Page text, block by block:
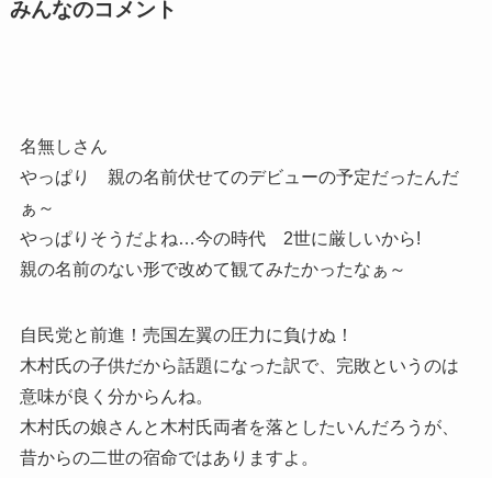
みんなのコメント
名無しさん
やっぱり 親の名前伏せてのデビューの予定だったんだ
ぁ～
やっぱりそうだよね…今の時代 2世に厳しいから!
親の名前のない形で改めて観てみたかったなぁ～
自民党と前進！売国左翼の圧力に負けぬ！
木村氏の子供だから話題になった訳で、完敗というのは
意味が良く分からんね。
木村氏の娘さんと木村氏両者を落としたいんだろうが、
昔からの二世の宿命ではありますよ。